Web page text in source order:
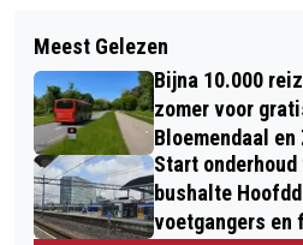
SCHIPHOL SCHRAPT
VLUCHTEN VANWEGE
NS WAARSCHUWT
WERKZAAMHEDEN
SCHIPHOL; MINDER
NAAR LUCHTHAVEN
Meest Gelezen
Bijna 10.000
zomer voor
Bloemendaal
Start
bushalte
voetgangers en